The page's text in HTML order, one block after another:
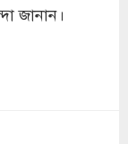
জানান।